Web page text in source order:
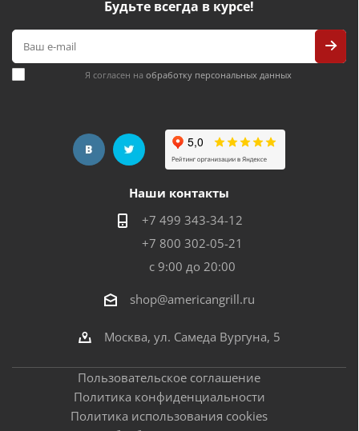
Будьте всегда в курсе!
Я согласен на обработку персональных данных
Наши контакты
+7 499 343-34-12
+7 800 302-05-21
с 9:00 до 20:00
shop@americangrill.ru
Москва, ул. Самеда Вургуна, 5
Пользовательское соглашение
Политика конфиденциальности
Политика использования cookies